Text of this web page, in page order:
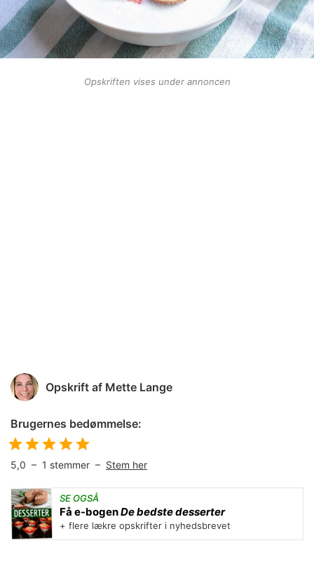
Opskriften vises under annoncen
Opskrift af Mette Lange
Brugernes bedømmelse:
5,0 – 1 stemmer – Stem her
SE OGSÅ
Få e-bogenDe bedste desserter
+ flere lækre opskrifter i nyhedsbrevet